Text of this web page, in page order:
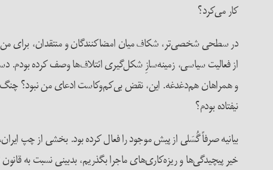
کار می‌کرد؟
در سطحی شخصی‌تر‌، شکاف میان امضاکنندگان و منتقدان، برای من
از فعالیت سیاسی، زمینه‌سازِ شکل‌گیری ائتلاف‌ها وصف کرده بودم.
و همراهان هم‌دغدغه. این، نقض بی‌کم‌وکاست ادعای من نبود؟ چنگ
نیفتاده بودم؟
بیانیه صرفاً گُسَلی از پیش‌ موجود را فعال کرده بود. بخشی از چپ
خیر پیچیدگی‌ها و ریزه‌کاری‌های ماجرا بگذریم، بدبینی نسبت به